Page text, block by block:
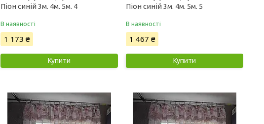
Піон синій 3м. 4м. 5м. 4
В наявності
1 173 ₴
Купити
Піон синій 3м. 4м. 5м. 5
В наявності
1 467 ₴
Купити